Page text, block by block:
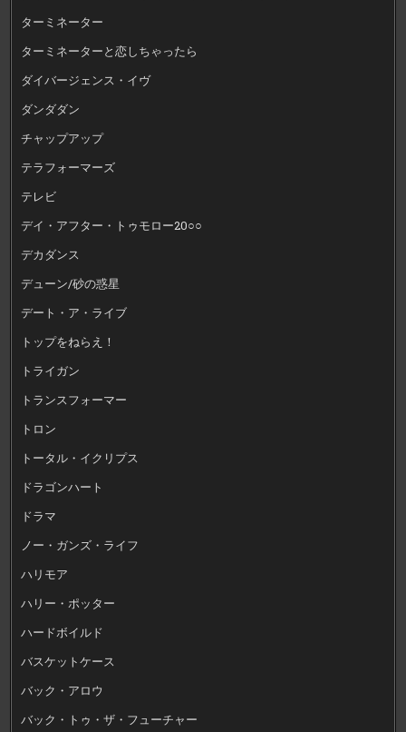
ターミネーター
ターミネーターと恋しちゃったら
ダイバージェンス・イヴ
ダンダダン
チャップアップ
テラフォーマーズ
テレビ
デイ・アフター・トゥモロー20○○
デカダンス
デューン/砂の惑星
デート・ア・ライブ
トップをねらえ！
トライガン
トランスフォーマー
トロン
トータル・イクリプス
ドラゴンハート
ドラマ
ノー・ガンズ・ライフ
ハリモア
ハリー・ポッター
ハードボイルド
バスケットケース
バック・アロウ
バック・トゥ・ザ・フューチャー